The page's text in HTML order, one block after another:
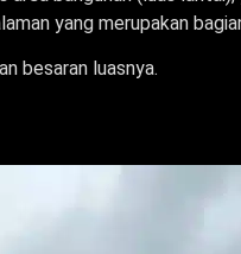
yang merupakan
besaran luasnya.